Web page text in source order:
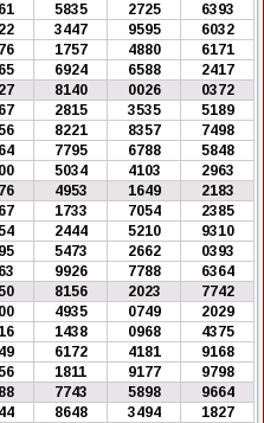
5835 2725
6393
3447 9595
6032
1757 4880
6171
6924 6588
2417
8140 0026
0372
2815 3535
5189
8221 8357
7498
7795 6788
5848
5034 4103
2963
4953 1649
2183
1733 7054
2385
2444 5210
9310
5473 2662
0393
9926 7788
6364
8156 2023
7742
4935 0749
2029
1438 0968
4375
6172 4181
9168
1811 9177
9798
7743 5898
9664
8648 3494
1827